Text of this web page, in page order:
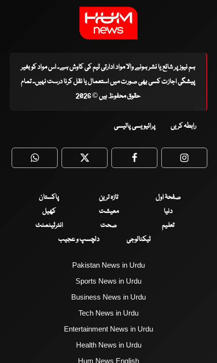
ہم نیوز پر شائع یا نشر ہونے والا مواد ادارتی ٹیم کی کاوش ہے۔ اس مواد کو بغیر
پیشگی اجازت کسی بھی صورت میں استعمال یا نقل کرنا درست نہیں۔ تمام
حقوق محفوظ ہیں © 2026
رابطہ کریں پرائیویسی پالیسی
WhatsApp Twitter Facebook
صفحۂ اول تازہ ترین
پاکستان
دنیا
معیشت
کھیل
تعلیم
صحت
انٹرٹینمنٹ
ٹیکنالوجی
دلچسپ و عجیب
Pakistan News in Urdu
Sports News in Urdu
Business News in Urdu
Tech News in Urdu
Entertainment News in Urdu
Health News in Urdu
Hum News English